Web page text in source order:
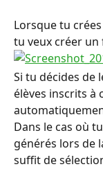
Lorsque tu
tu veux créer
Si tu décides de
élèves inscrits
Dans le cas où
générés lors de
suffit de